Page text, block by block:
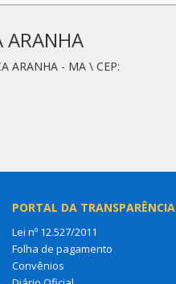
ARANHA
ARANHA - MA \ CEP:
PORTAL DA TRANSPARÊNCIA
Lei nº 12.527/2011
Folha de pagamento
Convênios